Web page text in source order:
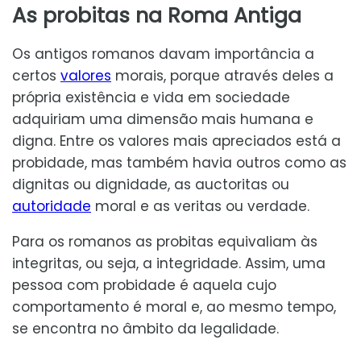
As probitas na Roma Antiga
Os antigos romanos davam importância a
certos valores morais, porque através deles a
própria existência e vida em sociedade
adquiriam uma dimensão mais humana e
digna. Entre os valores mais apreciados está a
probidade, mas também havia outros como as
dignitas ou dignidade, as auctoritas ou
autoridade moral e as veritas ou verdade.
Para os romanos as probitas equivaliam às
integritas, ou seja, a integridade. Assim, uma
pessoa com probidade é aquela cujo
comportamento é moral e, ao mesmo tempo,
se encontra no âmbito da legalidade.